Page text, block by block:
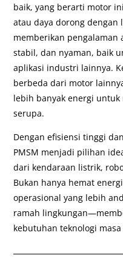
baik, yang berarti motor
atau daya dorong
memberikan pengalaman
stabil, dan nyaman, baik
aplikasi industri lainnya.
berbeda dari motor
lebih banyak energi
serupa.
Dengan efisiensi tinggi
PMSM menjadi pilihan
dari kendaraan listrik,
Bukan hanya hemat
operasional yang lebih
ramah
kebutuhan teknologi